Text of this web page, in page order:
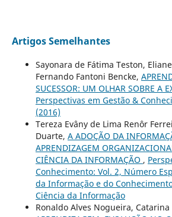
Artigos Semelhantes
Sayonara de Fátima Teston,
Fernando Fantoni Bencke,
SUCESSOR: UM OLHAR SOBRE A
Perspectivas em Gestão &
(2016)
Tereza Evâny de Lima Renôr
Duarte, A ADOÇÃO DA
APRENDIZAGEM
CIÊNCIA DA INFORMAÇÃO ,
Conhecimento: Vol. 2, Número
da Informação e do
Ciência da Informação
Ronaldo Alves Nogueira,